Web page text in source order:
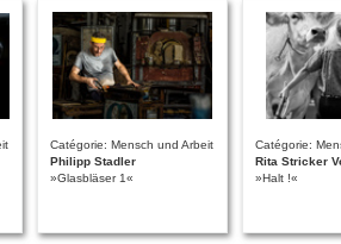
Catégorie: Mensch und Arbeit
Philipp Stadler
»Glasbläser 1«
Catégorie:
Rita Stricker
»Halt !«